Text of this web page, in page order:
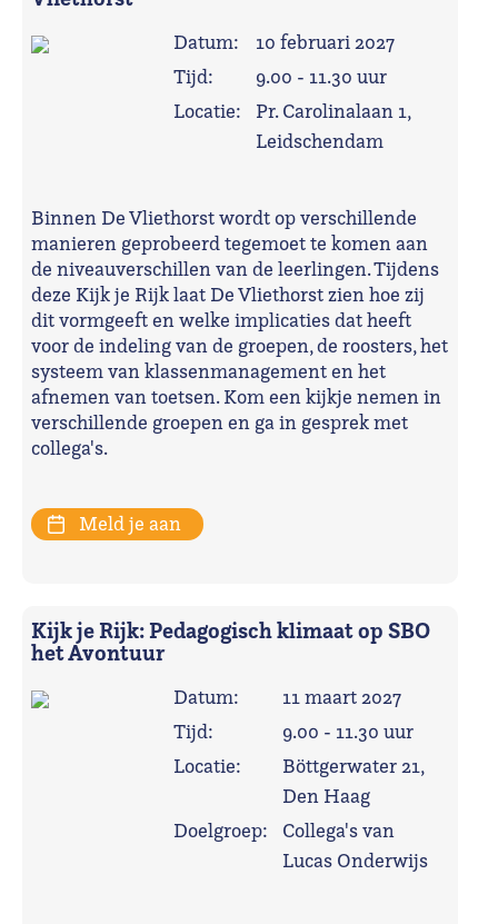
Datum:
10 februari 2027
Tijd:
9.00 - 11.30 uur
Locatie:
Pr. Carolinalaan 1,
Leidschendam
Binnen De Vliethorst wordt op verschillende
manieren geprobeerd tegemoet te komen aan
de niveauverschillen van de leerlingen. Tijdens
deze Kijk je Rijk laat De Vliethorst zien hoe zij
dit vormgeeft en welke implicaties dat heeft
voor de indeling van de groepen, de roosters, het
systeem van klassenmanagement en het
afnemen van toetsen. Kom een kijkje nemen in
verschillende groepen en ga in gesprek met
collega's.
Meld je aan
Kijk je Rijk: Pedagogisch klimaat op SBO
het Avontuur
Datum:
11 maart 2027
Tijd:
9.00 - 11.30 uur
Locatie:
Böttgerwater 21,
Den Haag
Doelgroep:
Collega's van
Lucas Onderwijs